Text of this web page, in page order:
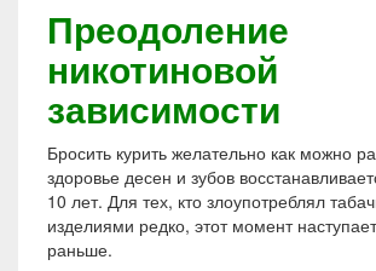
Преодоление
никотиновой
зависимости
Бросить курить желательно как можно
здоровье десен и зубов
10 лет. Для тех, кто злоупотреблял
изделиями редко, этот момент
раньше.